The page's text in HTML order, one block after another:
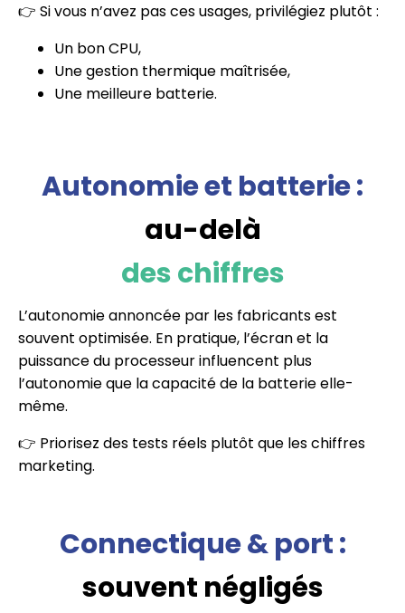
👉 Si vous n’avez pas ces usages, privilégiez plutôt :
Un bon CPU,
Une gestion thermique maîtrisée,
Une meilleure batterie.
Autonomie et batterie :
au-delà
des chiffres
L’autonomie annoncée par les fabricants est
souvent optimisée. En pratique, l’écran et la
puissance du processeur influencent plus
l’autonomie que la capacité de la batterie elle-
même.
👉 Priorisez des tests réels plutôt que les chiffres
marketing.
Connectique & port :
souvent négligés